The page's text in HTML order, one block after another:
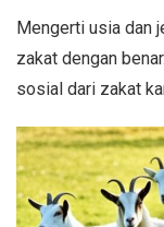
Mengerti usia dan
zakat dengan
sosial dari zakat